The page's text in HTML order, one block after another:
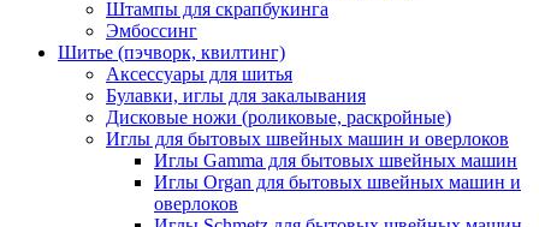
Штампы для скрапбукинга
Эмбоссинг
Шитье (пэчворк, квилтинг)
Аксессуары для шитья
Булавки, иглы для закалывания
Дисковые ножи (роликовые, раскройные)
Иглы для бытовых швейных машин и оверлоков
Иглы Gamma для бытовых швейных машин
Иглы Organ для бытовых швейных машин и
оверлоков